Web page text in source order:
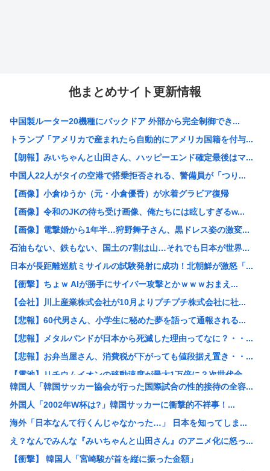
他まとめサイト更新情報
中国製ルーター20機種にバックドア 外部から完全制御でき...
トランプ「アメリカで産まれたら自動的にアメリカ国籍を付与...
【朗報】みいちゃんと山田さん、ハッピーエンド確定最後はマ...
中国人22人がタイの空港で搭乗拒否される、警備員が「つり...
【画像】小倉ゆうか（元・小倉優香）が水着グラビア復帰
【画像】令和のJKの待ち受け画像、俺たちには眩しすぎるw...
【画像】電撃婚から1年半…狩野舞子さん、黒ドレス姿の激変...
石油もない、鉄もない、国土の7割は山…それでも日本が世界...
日本が長距離巡航ミサイルの試験発射に成功！北朝鮮が激怒「...
【衝撃】ちょｗ AIが勝手にサイバー攻撃とかｗｗｗおまえ...
【会社】川上産業株式会社が10月よりプチプチ株式会社に社...
【悲報】60代男さん、小学生に秘めた夢を語って通報される...
【悲報】メタルバンドが日本から死滅した理由ってなに？・・...
【悲報】お弁当屋さん、消費税が下がっても値段据え置き・・...
【電池】リチウムイオンの移動速度が最大1万倍に？次世代全...
【悲報】ワイ「子供2人目欲しいんやが、、、」ヨッメ「金は...
【悲報】元ジャンポケ・斉藤慎二被告は“無罪を立証”できる...
【朗報】みいちゃんと山田さん、ハッピーエンド確定、最後は...
【悲報】アニメ「ヤニねこ」BPOに通報され審議入りへ
【激怒】有吉弘行、「テレビ見ないんですよ」に団子屋を引き...
韓国人「韓国サッカー協会が行った国際試合の性的接待の全容...
外国人「2002年W杯は?」韓国サッカーに衝撃的不祥事！...
海外「日本なんて行くんじゃなかった…」 日本を知ってしま...
え？なんでみんな『みいちゃんと山田さん』のアニメ化に怒っ...
【衝撃】 韓国人「宮崎駿が首を縦に振った金額」